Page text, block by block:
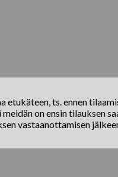
ts. ennen
on ensin
vastaanottamisen